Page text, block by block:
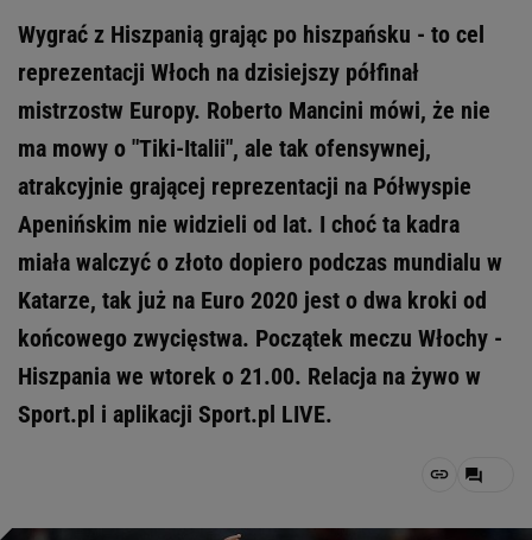
Wygrać z Hiszpanią grając po hiszpańsku - to cel
reprezentacji Włoch na dzisiejszy półfinał
mistrzostw Europy. Roberto Mancini mówi, że nie
ma mowy o "Tiki-Italii", ale tak ofensywnej,
atrakcyjnie grającej reprezentacji na Półwyspie
Apenińskim nie widzieli od lat. I choć ta kadra
miała walczyć o złoto dopiero podczas mundialu w
Katarze, tak już na Euro 2020 jest o dwa kroki od
końcowego zwycięstwa. Początek meczu Włochy -
Hiszpania we wtorek o 21.00. Relacja na żywo w
Sport.pl i aplikacji Sport.pl LIVE.